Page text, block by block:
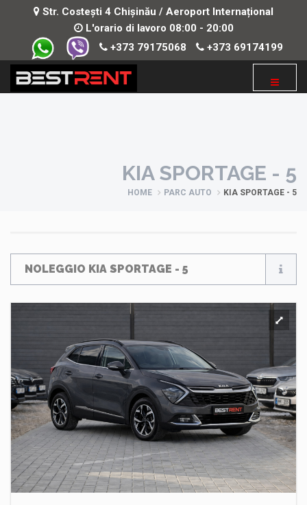
Str. Costești 4 Chișinău / Aeroport Internațional
L'orario di lavoro 08:00 - 20:00
+373 79175068
+373 69174199
KIA SPORTAGE - 5
HOME PARC AUTO KIA SPORTAGE - 5
NOLEGGIO KIA SPORTAGE - 5